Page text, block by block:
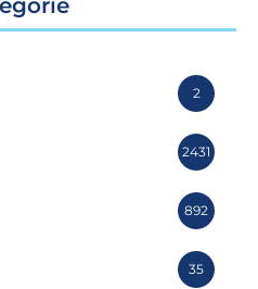
2
2431
892
35